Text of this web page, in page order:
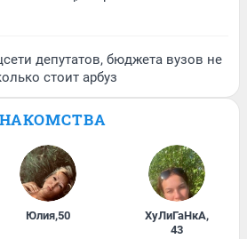
депутатов, бюджета вузов не
стоит арбуз
Юлия,50 ХуЛиГаНкА,
43